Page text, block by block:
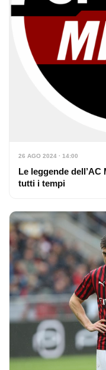
26 AGO 2024 · 14:00
Le leggende
tutti i tempi